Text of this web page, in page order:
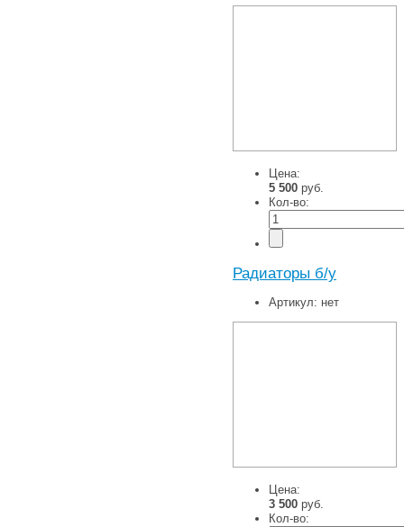
Цена:
5 500 руб.
Кол-во:
Радиаторы б/у
Артикул: нет
Цена:
3 500 руб.
Кол-во: